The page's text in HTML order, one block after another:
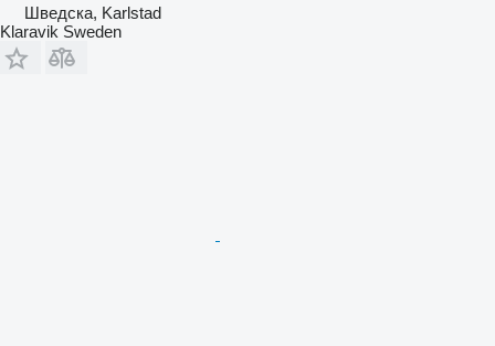
Шведска, Karlstad
Klaravik Sweden